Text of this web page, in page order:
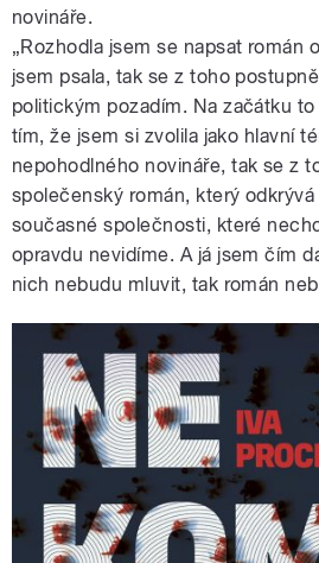
novináře.
„Rozhodla jsem se napsat román
jsem psala, tak se z toho
politickým pozadím. Na začátku
tím, že jsem si zvolila jako hlavní
nepohodlného novináře, tak se z
společenský román, který
současné společnosti, které
opravdu nevidíme. A já jsem čím
nich nebudu mluvit, tak román